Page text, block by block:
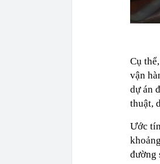
Cụ
vận
dự án
thuật,
Ước
đường